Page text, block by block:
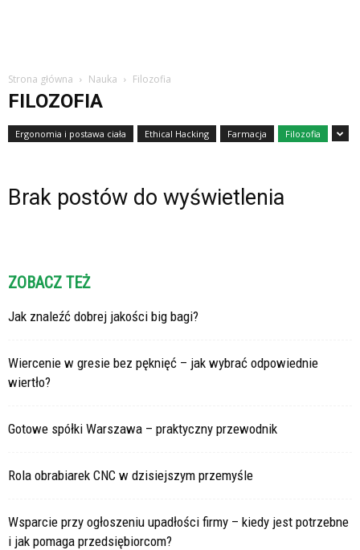
Strona główna Nauka Filozofia
FILOZOFIA
Ergonomia i postawa ciała Ethical Hacking Farmacja Filozofia
Brak postów do wyświetlenia
ZOBACZ TEŻ
Jak znaleźć dobrej jakości big bagi?
Wiercenie w gresie bez pęknięć – jak wybrać odpowiednie
wiertło?
Gotowe spółki Warszawa – praktyczny przewodnik
Rola obrabiarek CNC w dzisiejszym przemyśle
Wsparcie przy ogłoszeniu upadłości firmy – kiedy jest potrzebne
i jak pomaga przedsiębiorcom?